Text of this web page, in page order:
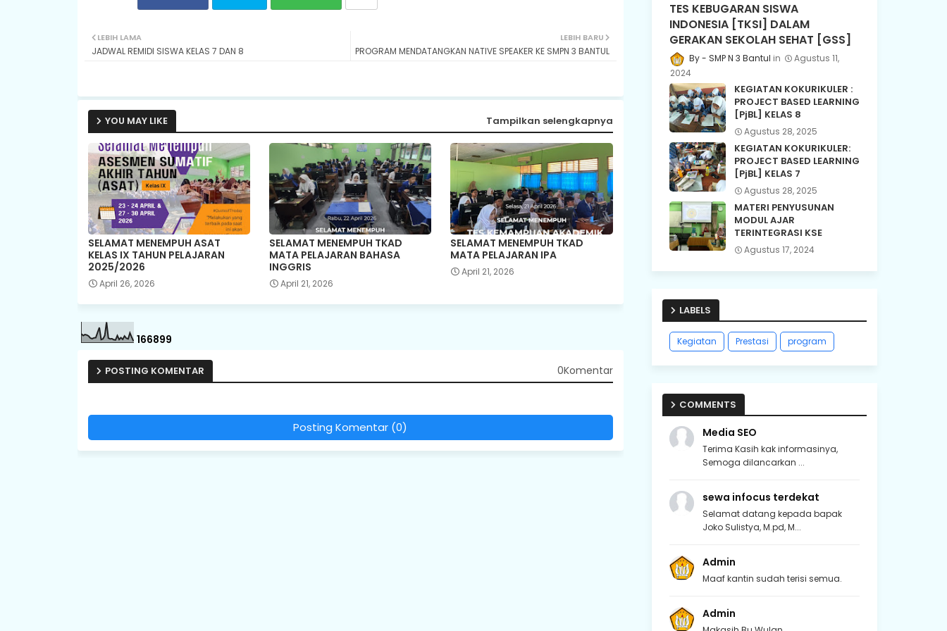
LEBIH BARU
PROGRAM MENDATANGKAN NATIVE SPEAKER KE SMPN 3 BANTUL
LEBIH LAMA
JADWAL REMIDI SISWA KELAS 7 DAN 8
YOU MAY LIKE Tampilkan selengkapnya
SELAMAT MENEMPUH ASAT
KELAS IX TAHUN PELAJARAN
2025/2026
April 26, 2026
SELAMAT MENEMPUH TKAD
MATA PELAJARAN BAHASA
INGGRIS
April 21, 2026
SELAMAT MENEMPUH TKAD
MATA PELAJARAN IPA
April 21, 2026
166899
POSTING KOMENTAR 0Komentar
Posting Komentar (0)
TES KEBUGARAN SISWA
INDONESIA [TKSI] DALAM
GERAKAN SEKOLAH SEHAT [GSS]
SMP N 3 Bantul
Agustus 11,
2024
KEGIATAN KOKURIKULER :
PROJECT BASED LEARNING
[PjBL] KELAS 8
Agustus 28, 2025
KEGIATAN KOKURIKULER:
PROJECT BASED LEARNING
[PjBL] KELAS 7
Agustus 28, 2025
MATERI PENYUSUNAN
MODUL AJAR
TERINTEGRASI KSE
Agustus 17, 2024
LABELS
Kegiatan Prestasi program
COMMENTS
Media SEO
Terima Kasih kak informasinya,
Semoga dilancarkan ...
sewa infocus terdekat
Selamat datang kepada bapak
Joko Sulistya, M.pd, M...
Admin
Maaf kantin sudah terisi semua.
Admin